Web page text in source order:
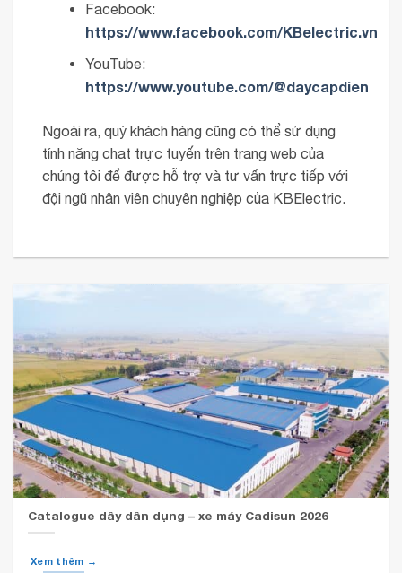
Facebook:
https://www.facebook.com/KBelectric.vn
YouTube:
https://www.youtube.com/@daycapdien
Ngoài ra, quý khách hàng cũng có thể sử dụng
tính năng chat trực tuyến trên trang web của
chúng tôi để được hỗ trợ và tư vấn trực tiếp với
đội ngũ nhân viên chuyên nghiệp của KBElectric.
Catalogue dây dân dụng – xe máy Cadisun 2026
Xem thêm →